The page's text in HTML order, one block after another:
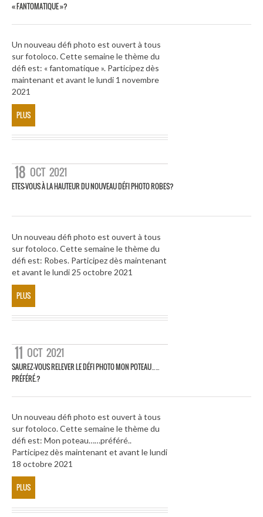
« FANTOMATIQUE »?
Un nouveau défi photo est ouvert à tous
sur fotoloco. Cette semaine le thème du
défi est: « fantomatique ». Participez dès
maintenant et avant le lundi 1 novembre
2021
PLUS
18 OCT 2021
ETES-VOUS À LA HAUTEUR DU NOUVEAU DÉFI PHOTO ROBES?
Un nouveau défi photo est ouvert à tous
sur fotoloco. Cette semaine le thème du
défi est: Robes. Participez dès maintenant
et avant le lundi 25 octobre 2021
PLUS
11 OCT 2021
SAUREZ-VOUS RELEVER LE DÉFI PHOTO MON POTEAU……
PRÉFÉRÉ.?
Un nouveau défi photo est ouvert à tous
sur fotoloco. Cette semaine le thème du
défi est: Mon poteau……préféré..
Participez dès maintenant et avant le lundi
18 octobre 2021
PLUS